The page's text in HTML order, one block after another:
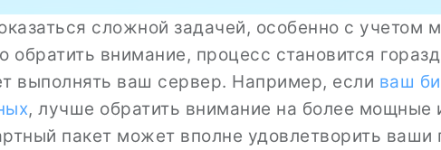
сложной задачей, особенно с учетом
обратить внимание, процесс становится
выполнять ваш сервер. Например, если ваш
, лучше обратить внимание на более мощные
пакет может вполне удовлетворить ваши